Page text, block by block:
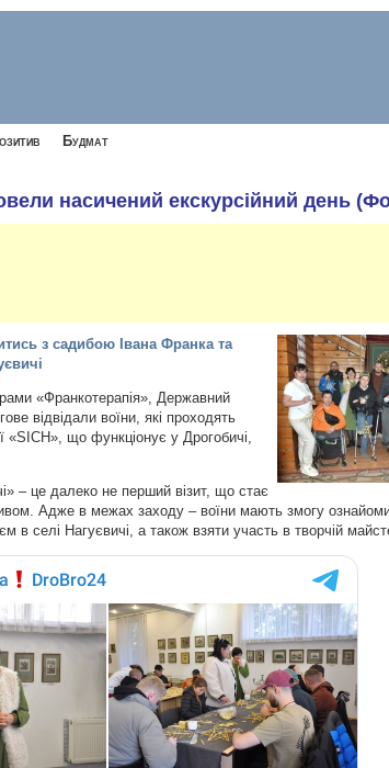
Будмат
насичений екскурсійний день
з садибою Івана Франка та
«Франкотерапія», Державний
відвідали воїни, які проходять
«SICH», що функціонує у Дрогобичі,
– це далеко не перший візит, що стає
Адже в межах заходу – воїни мають змогу
в селі Нагуєвичі, а також взяти участь в творчій